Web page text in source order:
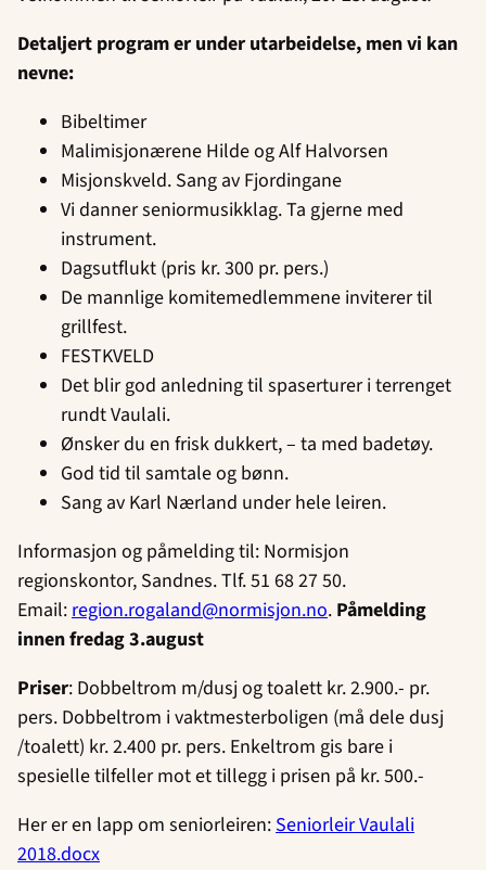
Detaljert program er under utarbeidelse, men vi kan
nevne:
Bibeltimer
Malimisjonærene Hilde og Alf Halvorsen
Misjonskveld. Sang av Fjordingane
Vi danner seniormusikklag. Ta gjerne med
instrument.
Dagsutflukt (pris kr. 300 pr. pers.)
De mannlige komitemedlemmene inviterer til
grillfest.
FESTKVELD
Det blir god anledning til spaserturer i terrenget
rundt Vaulali.
Ønsker du en frisk dukkert, – ta med badetøy.
God tid til samtale og bønn.
Sang av Karl Nærland under hele leiren.
Informasjon og påmelding til: Normisjon
regionskontor, Sandnes. Tlf. 51 68 27 50.
Email:region.rogaland@normisjon.no. Påmelding
innen fredag 3.august
Priser: Dobbeltrom m/dusj og toalett kr. 2.900.- pr.
pers. Dobbeltrom i vaktmesterboligen (må dele dusj
/toalett) kr. 2.400 pr. pers. Enkeltrom gis bare i
spesielle tilfeller mot et tillegg i prisen på kr. 500.-
Her er en lapp om seniorleiren:Seniorleir Vaulali
2018.docx